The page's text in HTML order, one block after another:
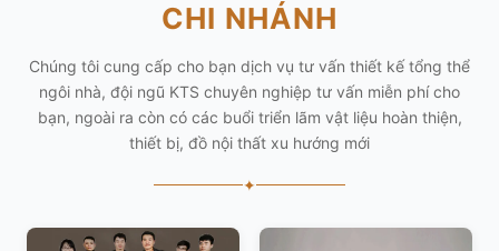
CHI NHÁNH
Chúng tôi cung cấp cho bạn dịch vụ tư vấn thiết kế tổng thể
ngôi nhà, đội ngũ KTS chuyên nghiệp tư vấn miễn phí cho
bạn, ngoài ra còn có các buổi triển lãm vật liệu hoàn thiện,
thiết bị, đồ nội thất xu hướng mới
✦